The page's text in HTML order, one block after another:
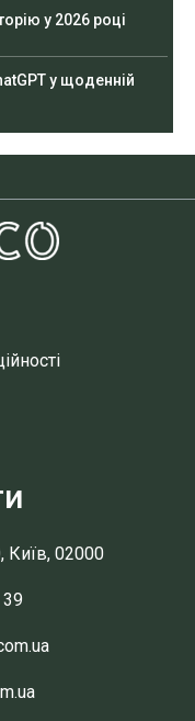
у 2026 році
у щоденній
Київ, 02000